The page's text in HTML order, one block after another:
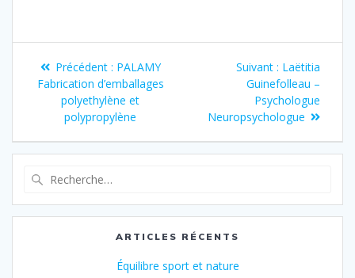
Précédent : PALAMY
Fabrication d’emballages
polyethylène et
polypropylène
Suivant : Laëtitia
Guinefolleau –
Psychologue
Neuropsychologue
ARTICLES RÉCENTS
Équilibre sport et nature